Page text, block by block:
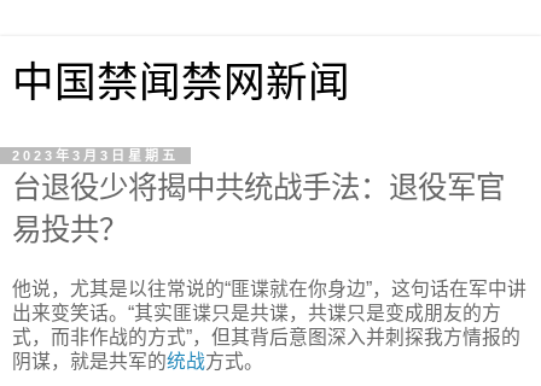
中国禁闻禁网新闻
2023年3月3日星期五
台退役少将揭中共统战手法：退役军官
易投共？
他说，尤其是以往常说的“匪谍就在你身边”，这句话在军中讲
出来变笑话。“其实匪谍只是共谍，共谍只是变成朋友的方
式，而非作战的方式”，但其背后意图深入并刺探我方情报的
阴谋，就是共军的统战方式。